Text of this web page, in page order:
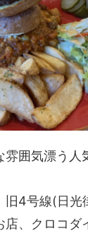
囲気漂う人
旧4号線(日光
店、クロコダ